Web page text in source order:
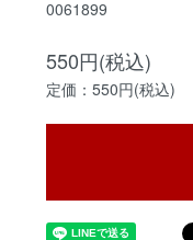
0061899
550円(税込)
定価：550円(税込)